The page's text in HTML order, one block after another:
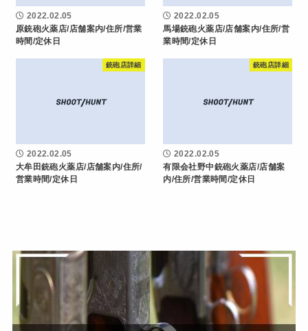
2022.02.05
原銃砲火薬店/店舗案内/住所/営業
時間/定休日
2022.02.05
馬場銃砲火薬店/店舗案内/住所/営
業時間/定休日
銃砲店詳細
2022.02.05
大牟田銃砲火薬店/店舗案内/住所/
営業時間/定休日
銃砲店詳細
2022.02.05
有限会社野中銃砲火薬店/店舗案
内/住所/営業時間/定休日